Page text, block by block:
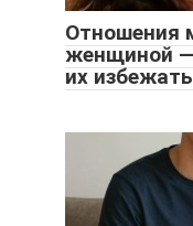
Отношения
женщиной
их избежать